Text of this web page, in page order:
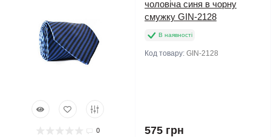
0
чоловіча синя в чорну
смужку GIN-2128
В наявності
Код товару: GIN-2128
575 грн